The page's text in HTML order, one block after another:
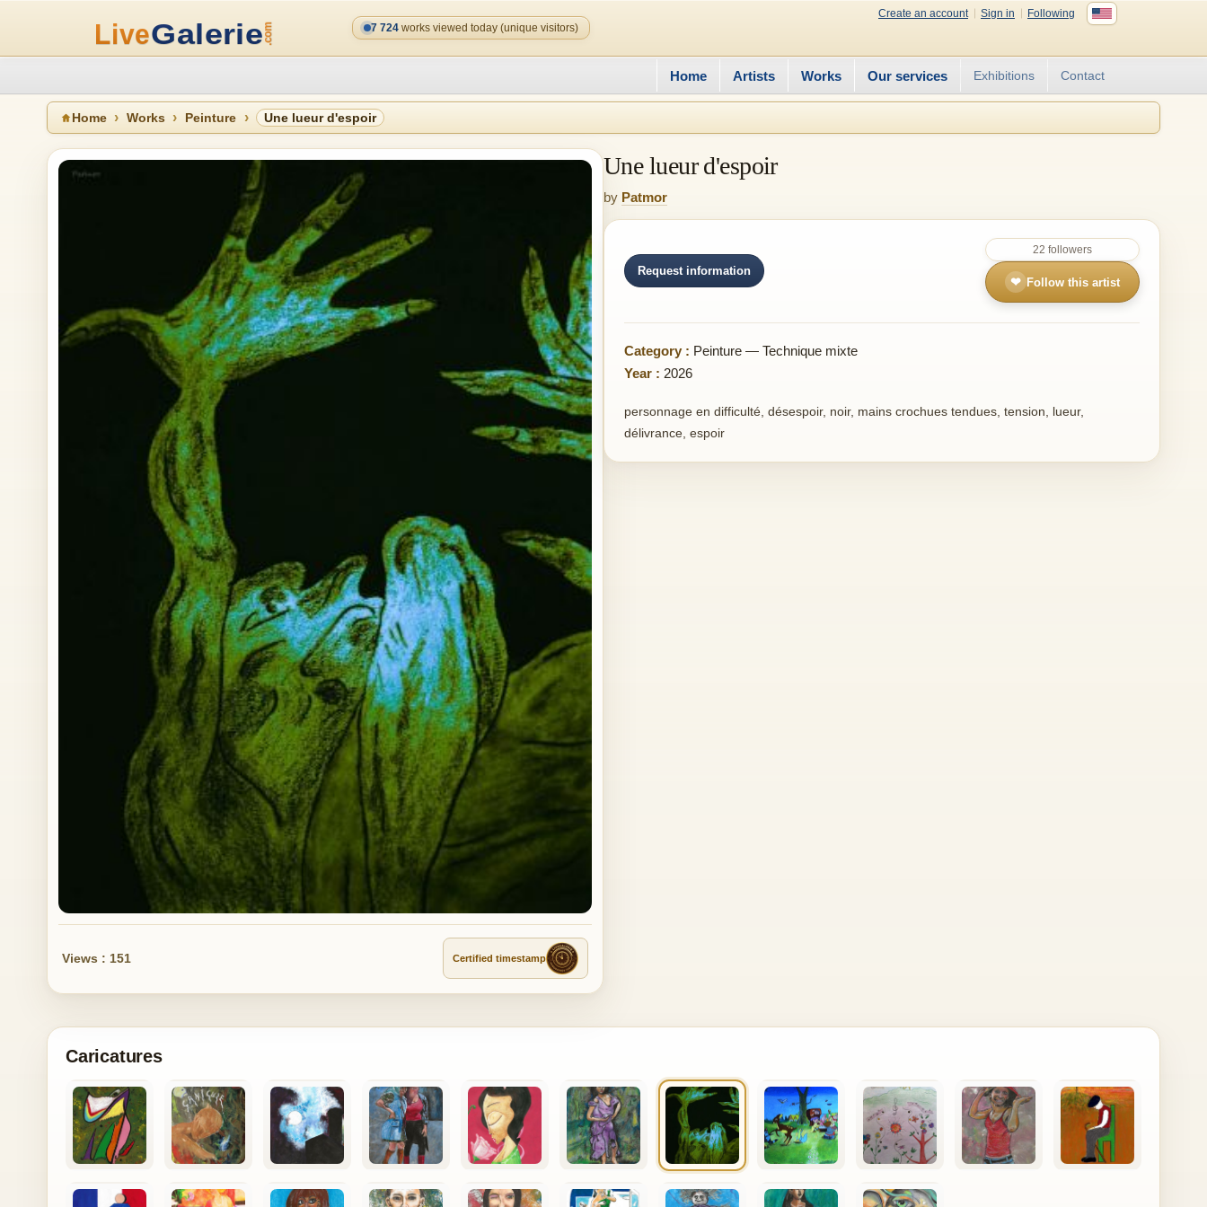
Create an account Sign in
Following
7 724 works viewed today (unique visitors)
Home Artists Works Our services Exhibitions Contact
Home Works Peinture Une lueur d'espoir
Views : 151 Certified timestamp
Une lueur d'espoir
by Patmor
Request information
22 followers
❤ Follow this artist
Category : Peinture — Technique mixte
Year : 2026
personnage en difficulté, désespoir, noir, mains crochues tendues, tension, lueur,
délivrance, espoir
Caricatures